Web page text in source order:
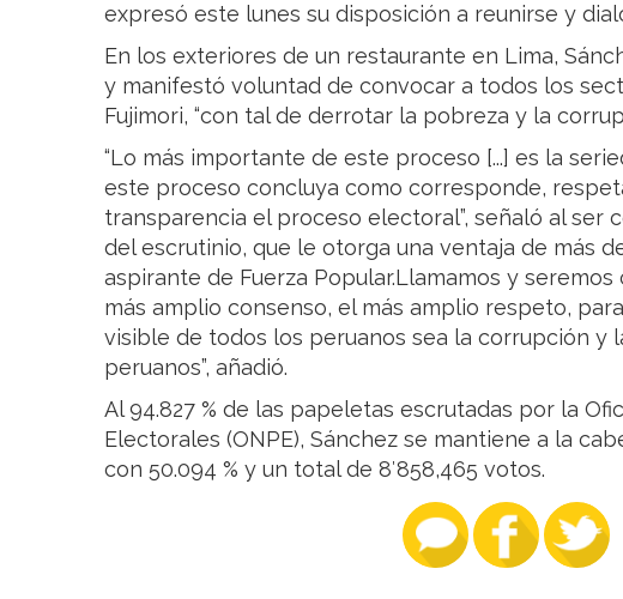
expresó este lunes su disposición a reunirse y
En los exteriores de un restaurante en Lima,
y manifestó voluntad de convocar a todos los
Fujimori, “con tal de derrotar la pobreza y la
“Lo más importante de este proceso [...] es la
este proceso concluya como corresponde,
transparencia el proceso electoral”, señaló al ser
del escrutinio, que le otorga una ventaja de más
aspirante de Fuerza Popular.Llamamos y
más amplio consenso, el más amplio respeto,
visible de todos los peruanos sea la corrupción y
peruanos”, añadió.
Al 94.827 % de las papeletas escrutadas por la
Electorales (ONPE), Sánchez se mantiene a la
con 50.094 % y un total de 8′858,465 votos.